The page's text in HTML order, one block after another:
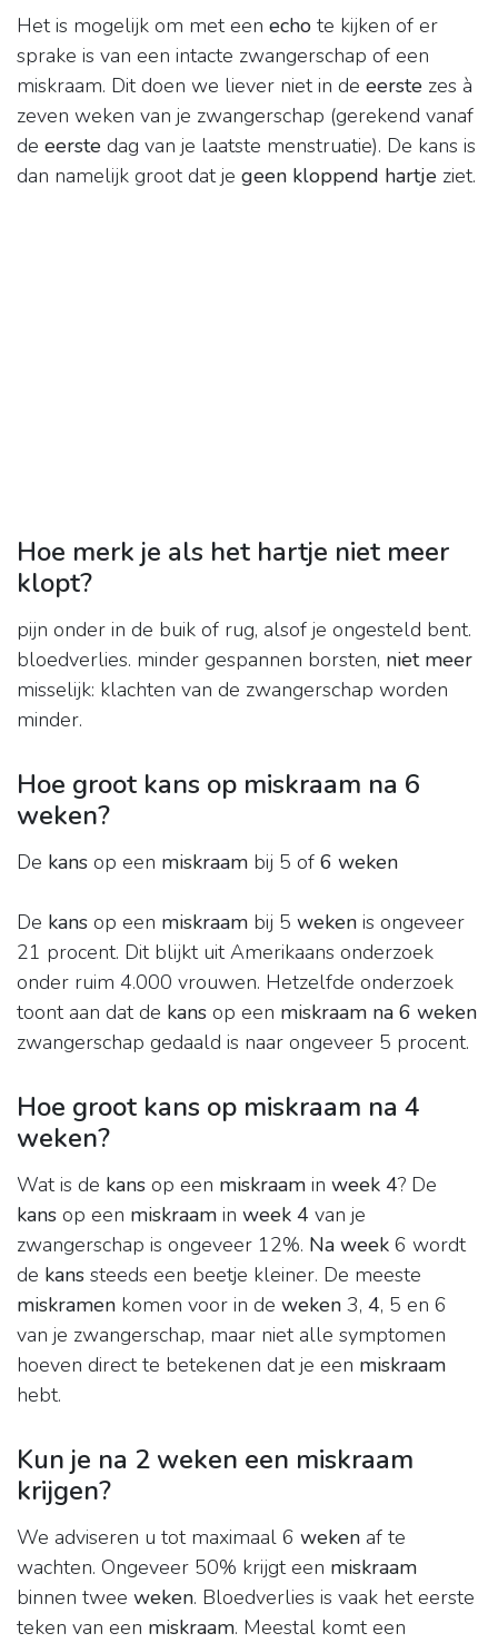
Het is mogelijk om met een echo te kijken of er
sprake is van een intacte zwangerschap of een
miskraam. Dit doen we liever niet in de eerste zes à
zeven weken van je zwangerschap (gerekend vanaf
de eerste dag van je laatste menstruatie). De kans is
dan namelijk groot dat je geen kloppend hartje ziet.
Hoe merk je als het hartje niet meer
klopt?
pijn onder in de buik of rug, alsof je ongesteld bent.
bloedverlies. minder gespannen borsten, niet meer
misselijk: klachten van de zwangerschap worden
minder.
Hoe groot kans op miskraam na 6
weken?
De kans op een miskraam bij 5 of 6 weken
De kans op een miskraam bij 5 weken is ongeveer
21 procent. Dit blijkt uit Amerikaans onderzoek
onder ruim 4.000 vrouwen. Hetzelfde onderzoek
toont aan dat de kans op een miskraam na 6 weken
zwangerschap gedaald is naar ongeveer 5 procent.
Hoe groot kans op miskraam na 4
weken?
Wat is de kans op een miskraam in week 4? De
kans op een miskraam in week 4 van je
zwangerschap is ongeveer 12%. Na week 6 wordt
de kans steeds een beetje kleiner. De meeste
miskramen komen voor in de weken 3, 4, 5 en 6
van je zwangerschap, maar niet alle symptomen
hoeven direct te betekenen dat je een miskraam
hebt.
Kun je na 2 weken een miskraam
krijgen?
We adviseren u tot maximaal 6 weken af te
wachten. Ongeveer 50% krijgt een miskraam
binnen twee weken. Bloedverlies is vaak het eerste
teken van een miskraam. Meestal komt een